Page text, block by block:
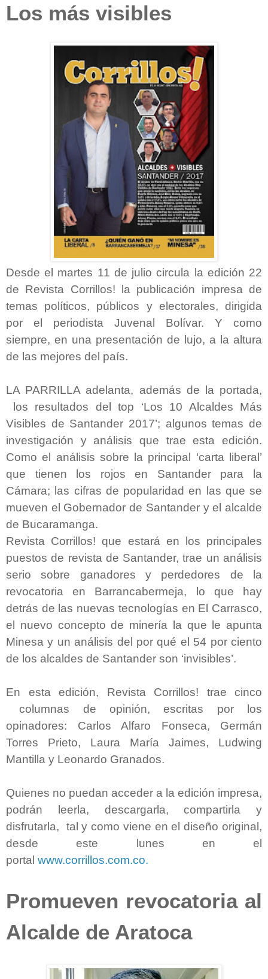
Los más visibles
Desde el martes 11 de julio circula la edición 22
de Revista Corrillos! la publicación impresa de
temas políticos, públicos y electorales, dirigida
por el periodista Juvenal Bolívar. Y como
siempre, en una presentación de lujo, a la altura
de las mejores del país.
LA PARRILLA adelanta, además de la portada,
los resultados del top ‘Los 10 Alcaldes Más
Visibles de Santander 2017’; algunos temas de
investigación y análisis que trae esta edición.
Como el análisis sobre la principal ‘carta liberal’
que tienen los rojos en Santander para la
Cámara; las cifras de popularidad en las que se
mueven el Gobernador de Santander y el alcalde
de Bucaramanga.
Revista Corrillos! que estará en los principales
puestos de revista de Santander, trae un análisis
serio sobre ganadores y perdedores de la
revocatoria en Barrancabermeja, lo que hay
detrás de las nuevas tecnologías en El Carrasco,
el nuevo concepto de minería la que le apunta
Minesa y un análisis del por qué el 54 por ciento
de los alcaldes de Santander son ‘invisibles’.
En esta edición, Revista Corrillos! trae cinco
columnas de opinión, escritas por los
opinadores: Carlos Alfaro Fonseca, Germán
Torres Prieto, Laura María Jaimes, Ludwing
Mantilla y Leonardo Granados.
Quienes no puedan acceder a la edición impresa,
podrán leerla, descargarla, compartirla y
disfrutarla, tal y como viene en el diseño original,
desde este lunes en el
portal www.corrillos.com.co.
Promueven revocatoria al
Alcalde de Aratoca